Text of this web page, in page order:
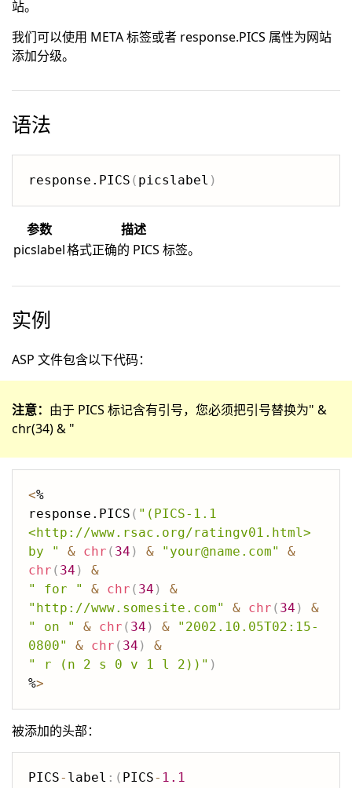
站。
我们可以使用 META 标签或者 response.PICS 属性为网站
添加分级。
语法
response.PICS ( picslabel )
参数
描述
picslabel格式正确的 PICS 标签。
实例
ASP 文件包含以下代码：
注意： 由于 PICS 标记含有引号，您必须把引号替换为" &
chr(34) & "
<%
response.PICS ( "(PICS-1.1
<http://www.rsac.org/ratingv01.html>
by "
& chr ( 34 ) & "your@name.com"
&
chr ( 34 )
&
" for "
& chr ( 34 )
&
"http://www.somesite.com"
& chr ( 34 )
&
" on "
& chr ( 34 ) &
"2002.10.05T02:15-
0800"
& chr ( 34 )
&
" r (n 2 s 0 v 1 l 2))" )
%>
被添加的头部：
PICS- label : ( PICS- 1.1